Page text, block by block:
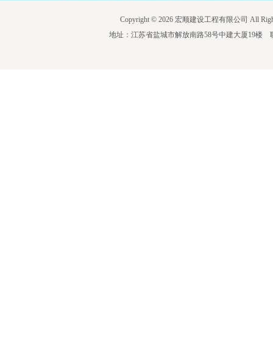
Copyright © 2026 宏顺建设工程有限公司 All
地址：江苏省盐城市解放南路58号中建大厦19楼